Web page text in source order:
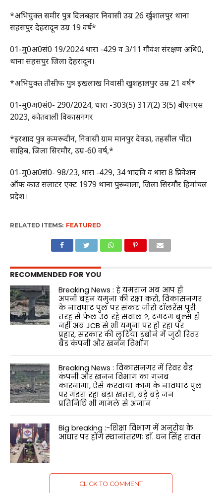
*अभियुक्त समीर पुत्र दिलबहार निवासी उम्र 26 र्खुशालपुर थाना
सहसपुर देहरादून उम्र 19 वर्ष*
01-मु0अ0सं0 19/2024 धारा -429 व 3/11 गौवंश संरक्षण अधि0,
थाना सहसपुर जिला देहरादून।
*अभियुक्त तौसीफ पुत्र इखलाख निवासी खुशहालपुर उम्र 21 वर्ष*
01-मु0अ0सं0- 290/2024, धारा -303(5) 317(2) 3(5) बीएनएस
2023, कोतवाली विकासनगर
*इरशाद पुत्र कमरूदीन, निवासी ग्राम मानपुर देवडा, तहसील पौंटा
साहिब, जिला सिरमौर, उम्र-60 वर्ष,*
01-मु0अ0सं0- 98/23, धारा -429, 34 भादवि व धारा 8 प्रिवेशन
ऑफ काउ सलाटर एक्ट 1979 थाना पुरूवाला, जिला सिरमौर हिमांचल
प्रदेश।
RELATED ITEMS: FEATURED
RECOMMENDED FOR YOU
Breaking News : हे यमराज अब आप ही
अपनी बहन यमुना की रक्षा करो, विकासनगर
के नावघाट पुल पर संकट जीरो टॉलरेंस पूरी
तरह से फेल उठ रहे सवाल ?, टमटम बुल्स ही
नहीं अब JCB से भी यमुना पर हो रहा पर
प्रहार, सरकार की लुटिया डुबोने में जुटी रिवर
बैड कंपनी और खनन विभाग
Breaking News : विकासनगर में रिवर बैड
कंपनी और खनन विभाग का गजब
कारनामा, ऐसे करवाया काम के नावघाट पुल
पर मंडरा रहा बड़ा खतरा, बड़े बड़े जन
प्रतिनिधि भी मामले से अंजान
Big breaking :-शिक्षा विभाग में अनुरोध के
आधार पर होंगे स्थानांतरणः डाॅ. धन सिंह रावत
CLICK TO COMMENT